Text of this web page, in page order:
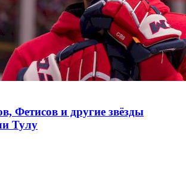
Фетисов и другие звёзды
Тулу